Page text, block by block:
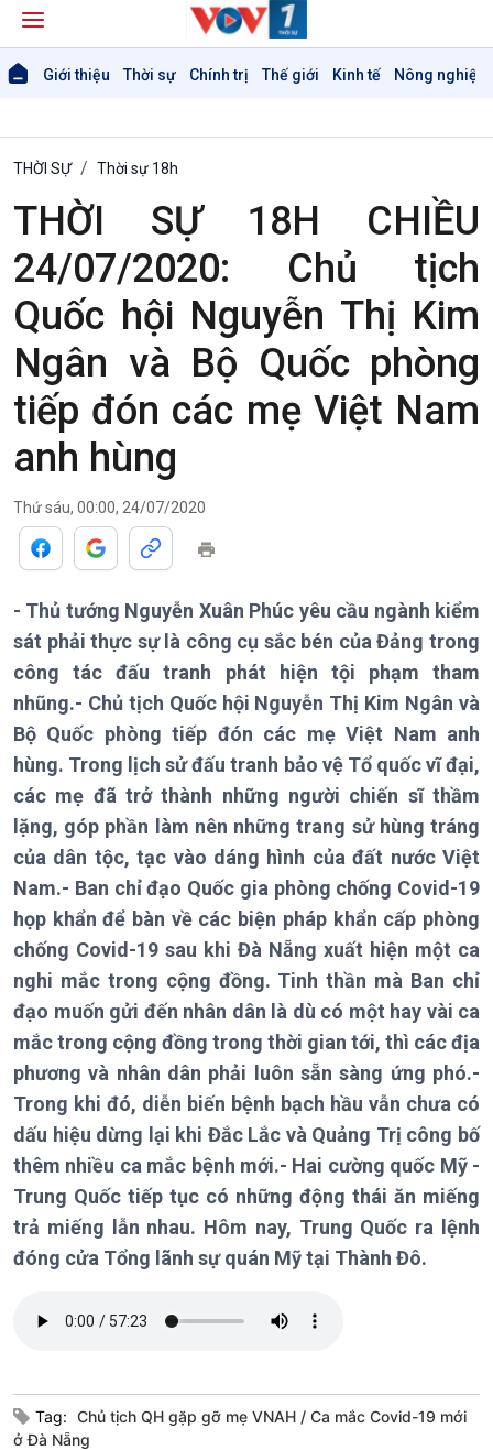
Giới thiệu Thời sự Chính trị Thế giới Kinh tế Nông nghiệp
Giới thiệu
Thời sự
Thời sự 6h
Thời sự 12h
Thời sự 18h
Chính trị
Tin Chính trị
Chính phủ với người dân
Quốc hội với cử tri
Xây dựng đảng
Đảng trong cuộc sống
Nhận diện sự thật
Pháp luật và đời sống
Thế giới
Tin thế giới
Vấn đề quốc tế
Hồ sơ sự kiện quốc tế
Thế giới & Việt Nam
Biên cương - Một dải vững
bền
Kinh tế
Tin Kinh tế
Trước giờ mở cửa
Dòng chảy Kinh tế
Sức sống hàng Việt
Khởi nghiệp
Tuyên chiến với gian lận
thương mại
Nông nghiệp & Biển đảo
Tin Nông nghiệp & Biển
đảo
Mùa vàng
Biển đảo Việt Nam
Tâm tình biên giới và hải
đảo
Tìm hiểu biển, đảo Việt
Nam
360 độ Sức khỏe
Chuyển đổi Xanh
Kết nối công nghệ
THỜI SỰ Thời sự 18h
THỜI SỰ 18H CHIỀU
24/07/2020: Chủ tịch
Quốc hội Nguyễn Thị Kim
Ngân và Bộ Quốc phòng
tiếp đón các mẹ Việt Nam
anh hùng
Thứ sáu, 00:00, 24/07/2020
- Thủ tướng Nguyễn Xuân Phúc yêu cầu ngành kiểm
sát phải thực sự là công cụ sắc bén của Đảng trong
công tác đấu tranh phát hiện tội phạm tham
nhũng.- Chủ tịch Quốc hội Nguyễn Thị Kim Ngân và
Bộ Quốc phòng tiếp đón các mẹ Việt Nam anh
hùng. Trong lịch sử đấu tranh bảo vệ Tổ quốc vĩ đại,
các mẹ đã trở thành những người chiến sĩ thầm
lặng, góp phần làm nên những trang sử hùng tráng
của dân tộc, tạc vào dáng hình của đất nước Việt
Nam.- Ban chỉ đạo Quốc gia phòng chống Covid-19
họp khẩn để bàn về các biện pháp khẩn cấp phòng
chống Covid-19 sau khi Đà Nẵng xuất hiện một ca
nghi mắc trong cộng đồng. Tinh thần mà Ban chỉ
đạo muốn gửi đến nhân dân là dù có một hay vài ca
mắc trong cộng đồng trong thời gian tới, thì các địa
phương và nhân dân phải luôn sẵn sàng ứng phó.-
Trong khi đó, diễn biến bệnh bạch hầu vẫn chưa có
dấu hiệu dừng lại khi Đắc Lắc và Quảng Trị công bố
thêm nhiều ca mắc bệnh mới.- Hai cường quốc Mỹ -
Trung Quốc tiếp tục có những động thái ăn miếng
trả miếng lẫn nhau. Hôm nay, Trung Quốc ra lệnh
đóng cửa Tổng lãnh sự quán Mỹ tại Thành Đô.
Tag: Chủ tịch QH gặp gỡ mẹ VNAH
Ca mắc Covid-19 mới
ở Đà Nẵng